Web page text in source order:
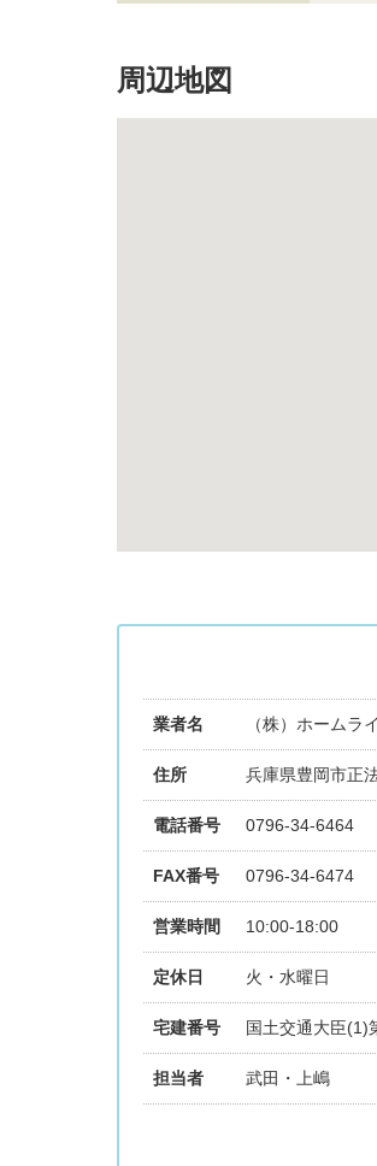
周辺地図
業者名 （株）ホーム
住所 兵庫県豊岡市正
電話番号 0796-34-6464
FAX番号 0796-34-6474
営業時間 10:00-18:00
定休日 火・水曜日
宅建番号 国土交通大臣(1)
担当者 武田・上嶋